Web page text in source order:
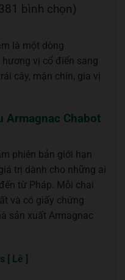
bình chọn)
là một dòng
vị cổ điển sang
cây, mận chín, gia vị
Armagnac Chabot
phiên bản giới hạn
trị dành cho những ai
từ Pháp. Mỗi chai
và có giấy chứng
sản xuất Armagnac
[ Lê ]